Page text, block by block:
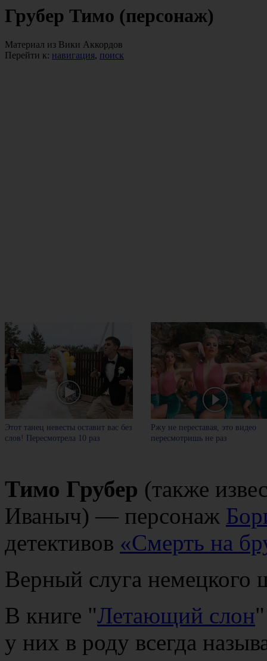
Грубер Тимо (персонаж)
Материал из Вики Аккордов
Перейти к: навигация, поиск
Этот танец невесты оставит вас без
слов! Пересмотрела 10 раз
Ржу не переставая, это видео
пересмотришь не раз
Тимо Грубер (также
Иваныч) — персонаж
детективов «Смерть на
Верный слуга
В книге "Летающий слон
у них в роду всегда